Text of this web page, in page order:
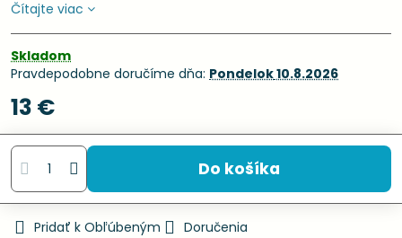
Čítajte viac
Skladom
Pravdepodobne doručíme dňa: Pondelok10.8.2026
13 €
Do košíka
Pridať k Obľúbeným
Doručenia